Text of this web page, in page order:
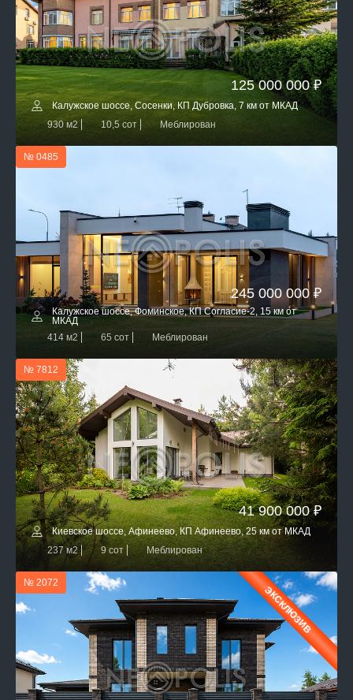
125 000 000 ₽
Калужское шоссе, Сосенки, КП Дубровка, 7 км от МКАД
930 м2
10,5 сот Меблирован
№ 0485
245 000 000 ₽
Калужское шоссе, Фоминское, КП Согласие-2, 15 км от
МКАД
414 м2
65 сот Меблирован
№ 7812
41 900 000 ₽
Киевское шоссе, Афинеево, КП Афинеево, 25 км от МКАД
237 м2
9 сот Меблирован
№ 2072
ЭКСКЛЮЗИВ